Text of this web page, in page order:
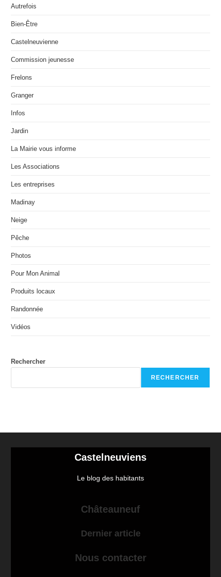
Autrefois
Bien-Être
Castelneuvienne
Commission jeunesse
Frelons
Granger
Infos
Jardin
La Mairie vous informe
Les Associations
Les entreprises
Madinay
Neige
Pêche
Photos
Pour Mon Animal
Produits locaux
Randonnée
Vidéos
Rechercher
RECHERCHER
Castelneuviens
Le blog des habitants
Châteauneuf
Dernier article
Nous contacter